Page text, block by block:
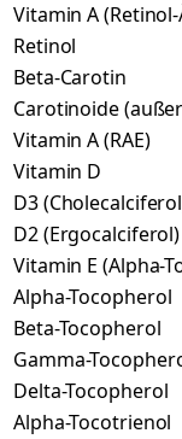
Vitamin A
Retinol
Beta-Carotin
Carotinoide
Vitamin A (RAE)
Vitamin D
D3
D2 (Ergocalciferol)
Vitamin E (Alpha-
Alpha-Tocopherol
Beta-Tocopherol
Gamma-
Delta-Tocopherol
Alpha-Tocotrienol